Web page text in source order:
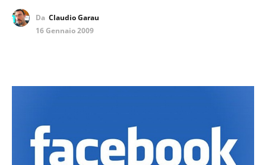
Da Claudio Garau
16 Gennaio 2009